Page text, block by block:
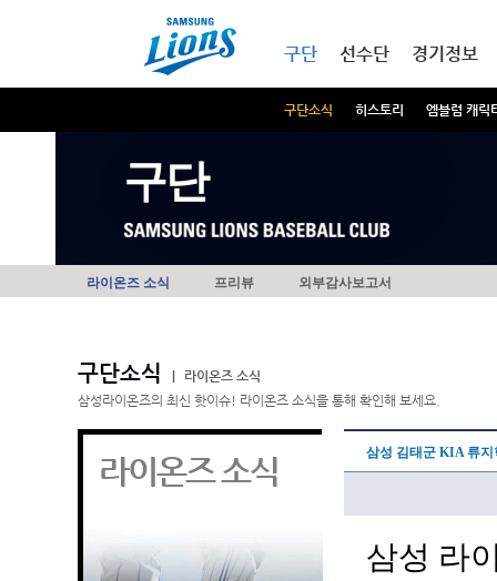
구단
구단소식 히스토리 엠블럼 캐릭
선수단 경기정보
구단
라이온즈 소식 프리뷰 외부감사보고서
구단소식
라이온즈 소식
삼성라이온즈의 최신 핫이슈! 라이온즈 소식을 통해 확인해 보세요.
라이온즈 소식 삼성 김태군 KIA 류지
삼성 라